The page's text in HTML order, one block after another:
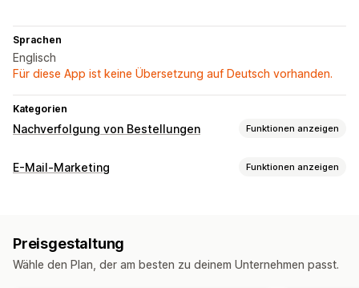
Sprachen
Englisch
Für diese App ist keine Übersetzung auf Deutsch vorhanden.
Kategorien
Nachverfolgung von Bestellungen Funktionen anzeigen
Tracking
Benachrichtigungen
E-Mail
E-Mail-Marketing Funktionen anzeigen
Werbeaktionen Upselling-E-Mails
Warenkorb-E-Mails
Checkout-E-Mails Exit-Intent
Preisgestaltung
Wähle den Plan, der am besten zu deinem Unternehmen passt.